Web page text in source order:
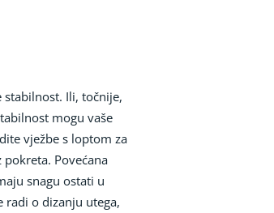
stabilnost. Ili, točnije,
mogu vaše
vježbe s loptom za
Povećana
snagu ostati u
radi o dizanju utega,